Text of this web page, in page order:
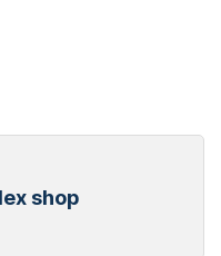
shop